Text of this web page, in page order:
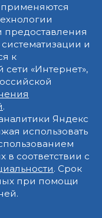
и
к
«Интернет»,
.
Яндекс
использовать
соответствии с
. Срок
при помощи